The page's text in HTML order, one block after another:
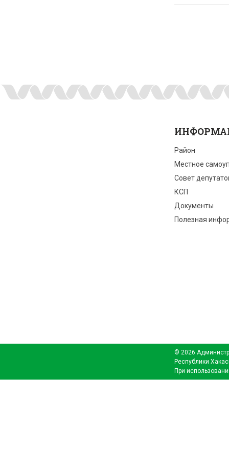
Район
Местное
Совет
КСП
Документы
Полезная
© 2026
Республики
При